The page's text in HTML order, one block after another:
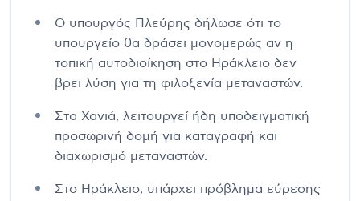
Ο υπουργός Πλεύρης δήλωσε ότι το
υπουργείο θα δράσει μονομερώς αν η
τοπική αυτοδιοίκηση στο Ηράκλειο δεν
βρει λύση για τη φιλοξενία μεταναστών.
Στα Χανιά, λειτουργεί ήδη υποδειγματική
προσωρινή δομή για καταγραφή και
διαχωρισμό μεταναστών.
Στο Ηράκλειο, υπάρχει πρόβλημα εύρεσης